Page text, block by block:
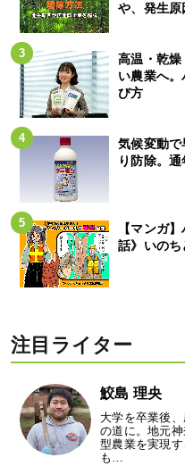
や、発生
高温・乾
い農業へ
び方
気候変動
り防除。
【マンガ
話》いの
注目ライター
鮫島 理央
大学を卒業後
の道に。地元
型農業を実現
も…